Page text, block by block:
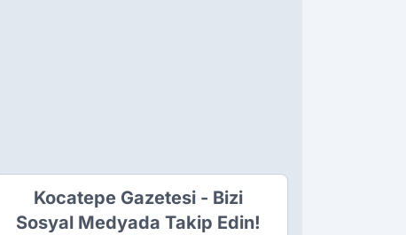
Kocatepe Gazetesi - Bizi
Sosyal Medyada Takip Edin!